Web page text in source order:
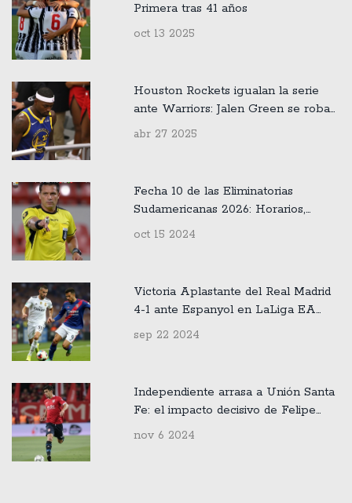
Primera tras 41 años
oct 13 2025
Houston Rockets igualan la serie
ante Warriors: Jalen Green se roba
el show con 38 puntos
abr 27 2025
Fecha 10 de las Eliminatorias
Sudamericanas 2026: Horarios,
Transmisión y Detalles Arbitrales
oct 15 2024
Victoria Aplastante del Real Madrid
4-1 ante Espanyol en LaLiga EA
Sports
sep 22 2024
Independiente arrasa a Unión Santa
Fe: el impacto decisivo de Felipe
Loyola
nov 6 2024